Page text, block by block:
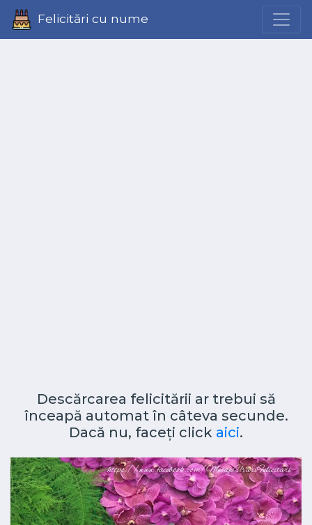
Felicitări cu nume
Descărcarea felicitării ar trebui să
înceapă automat în câteva secunde.
Dacă nu, faceți click aici.